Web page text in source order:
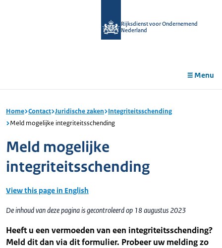
Rijksdienst voor Ondernemend
Nederland
Menu
Home Contact Juridische zaken Integriteitsschending
Meld mogelijke integriteitsschending
Meld mogelijke
integriteitsschending
View this page in English
De inhoud van deze pagina is gecontroleerd op 18 augustus 2023
Heeft u een vermoeden van een integriteitsschending?
Meld dit dan via dit formulier. Probeer uw melding zo